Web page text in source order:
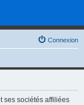
Connexion
ses sociétés affiliées